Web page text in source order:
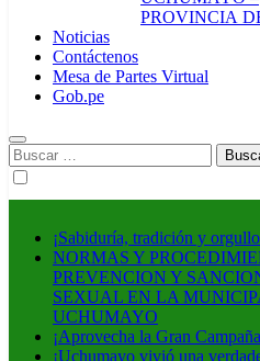
PROVINCIA
Noticias
Contáctenos
Mesa de Partes Virtual
Gob.pe
Buscar:
¡Sabiduría, tradición y
NORMAS Y
PREVENCION Y
SEXUAL EN LA
UCHUMAYO
¡Aprovecha la Gran
¡Uchumayo vivió una